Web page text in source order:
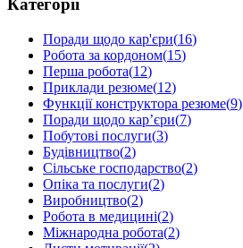
Категорії
Поради щодо кар'єри(16)
Робота за кордоном(15)
Перша робота(12)
Приклади резюме(12)
Функції конструктора резюме(9)
Поради щодо кар’єри(7)
Побутові послуги(3)
Будівництво(2)
Сільське господарство(2)
Опіка та послуги(2)
Виробництво(2)
Робота в медицині(2)
Міжнародна робота(2)